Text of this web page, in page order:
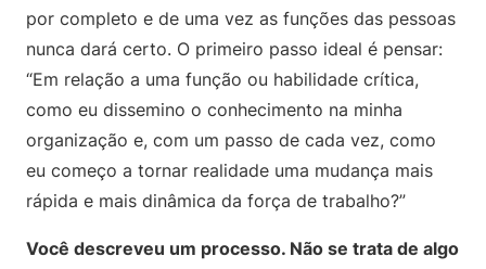
por completo e de uma vez as funções das pessoas
nunca dará certo. O primeiro passo ideal é pensar:
“Em relação a uma função ou habilidade crítica,
como eu dissemino o conhecimento na minha
organização e, com um passo de cada vez, como
eu começo a tornar realidade uma mudança mais
rápida e mais dinâmica da força de trabalho?”
Você descreveu um processo. Não se trata de algo